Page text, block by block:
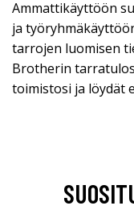
Ammattikäyttöön
ja
tarrojen luomisen
Brotherin
toimistosi ja löydät